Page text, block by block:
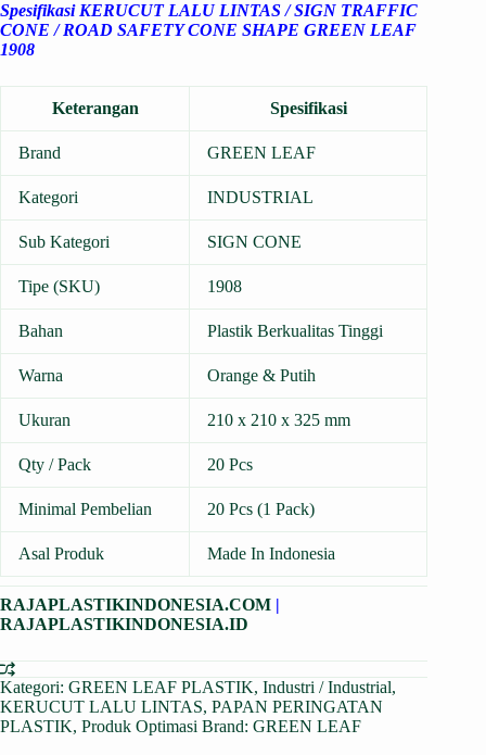
Spesifikasi KERUCUT LALU LINTAS / SIGN TRAFFIC
CONE / ROAD SAFETY CONE SHAPE GREEN LEAF
1908
Keterangan Spesifikasi
Brand GREEN LEAF
Kategori INDUSTRIAL
Sub Kategori SIGN CONE
Tipe (SKU) 1908
Bahan Plastik Berkualitas Tinggi
Warna Orange & Putih
Ukuran 210 x 210 x 325 mm
Qty / Pack 20 Pcs
Minimal Pembelian 20 Pcs (1 Pack)
Asal Produk Made In Indonesia
RAJAPLASTIKINDONESIA.COM |
RAJAPLASTIKINDONESIA.ID
Kategori: GREEN LEAF PLASTIK, Industri / Industrial,
KERUCUT LALU LINTAS, PAPAN PERINGATAN
PLASTIK, Produk Optimasi Brand: GREEN LEAF